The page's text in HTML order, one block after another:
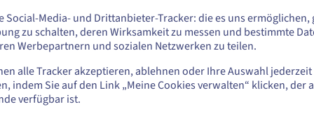
der aktuellen Website bleiben
andere Website wählen
Social-Media- und Drittanbieter-Tracker: die es uns ermöglichen,
zu schalten, deren Wirksamkeit zu messen und bestimmte
Werbepartnern und sozialen Netzwerken zu teilen.
alle Tracker akzeptieren, ablehnen oder Ihre Auswahl jederzeit
indem Sie auf den Link „Meine Cookies verwalten“ klicken, der
verfügbar ist.